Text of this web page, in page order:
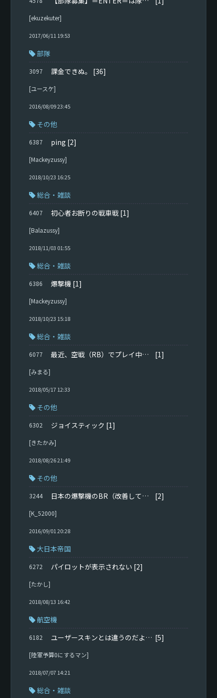
[ekuzekuter]
2017/06/11 19:53
部隊
3097 課金できぬ。 [36]
[ユースケ]
2016/08/09 23:45
その他
6387 ping [2]
[Mackeyzussy]
2018/10/23 16:25
総合・雑談
6407 初心者お断りの戦車戦 [1]
[Balazussy]
2018/11/03 01:55
総合・雑談
6386 爆撃機 [1]
[Mackeyzussy]
2018/10/23 15:18
総合・雑談
6077 最近、空戦（RB）でプレイ中にカクつくようになった [1]
[みまる]
2018/05/17 12:33
その他
6302 ジョイスティック [1]
[きたかみ]
2018/08/26 21:49
その他
3244 日本の爆撃機のBR（改善して欲しい） [2]
[K_52000]
2016/09/01 20:28
大日本帝国
6272 パイロットが表示されない [2]
[たかし]
2018/08/13 16:42
航空機
6182 ユーザースキンとは違うのだよ、ユーザースキンとは！第503統合戦闘航空団出撃す！ [5]
[陸軍予算0にするマン]
2018/07/07 14:21
総合・雑談